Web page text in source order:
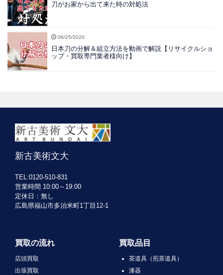
刀がお家から出て来た時の対処法
06/25/2020
日本刀の分解＆組立方法を動画で解説【リサイクルショ
ップ・買取専門業者様向け】
新古美術文大
TEL:0120-510-831
営業時間 10:00～19:00
定休日：無し
広島県福山市多治米町1丁目12-1
買取の流れ
店頭買取
出張買取
買取品目
茶道具（煎茶道具）
漆器